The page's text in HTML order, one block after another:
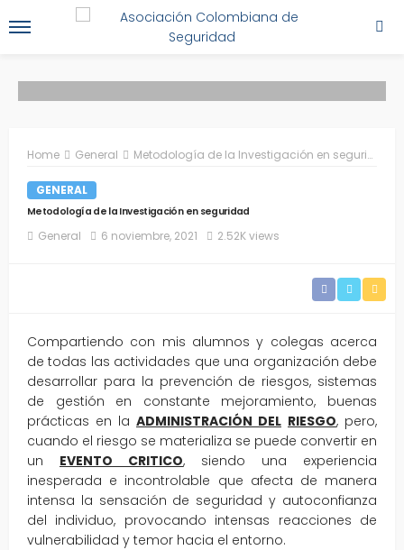
Home General Metodología de la Investigación en seguridad
GENERAL
Metodología de la Investigación en seguridad
General 6 noviembre, 2021 2.52K views
Compartiendo con mis alumnos y colegas acerca
de todas las actividades que una organización debe
desarrollar para la prevención de riesgos, sistemas
de gestión en constante mejoramiento, buenas
prácticas en la ADMINISTRACIÓN DEL RIESGO, pero,
cuando el riesgo se materializa se puede convertir en
un EVENTO CRITICO, siendo una experiencia
inesperada e incontrolable que afecta de manera
intensa la sensación de seguridad y autoconfianza
del individuo, provocando intensas reacciones de
vulnerabilidad y temor hacia el entorno.